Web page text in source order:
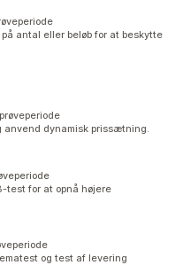
antal eller beløb for at beskytte
anvend dynamisk prissætning.
test for at opnå højere
og test af levering